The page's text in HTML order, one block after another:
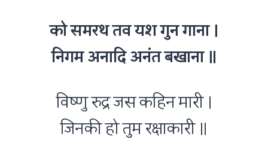
को समरथ तव यश गुन गाना ।
निगम अनादि अनंत बखाना ॥
विष्णु रुद्र जस कहिन मारी ।
जिनकी हो तुम रक्षाकारी ॥